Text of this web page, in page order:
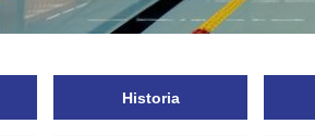
Historia